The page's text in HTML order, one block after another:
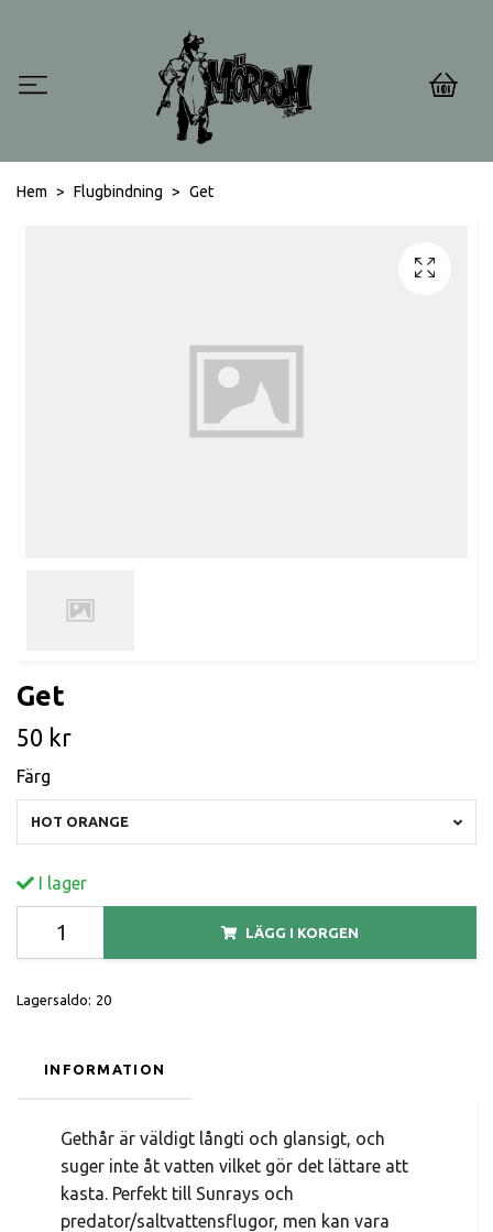
0
Hem Flugbindning Get
Get
50 kr
Färg
HOT ORANGE
I lager
LÄGG I KORGEN
Lagersaldo: 20
INFORMATION
Gethår är väldigt långti och glansigt, och
suger inte åt vatten vilket gör det lättare att
kasta. Perfekt till Sunrays och
predator/saltvattensflugor, men kan vara